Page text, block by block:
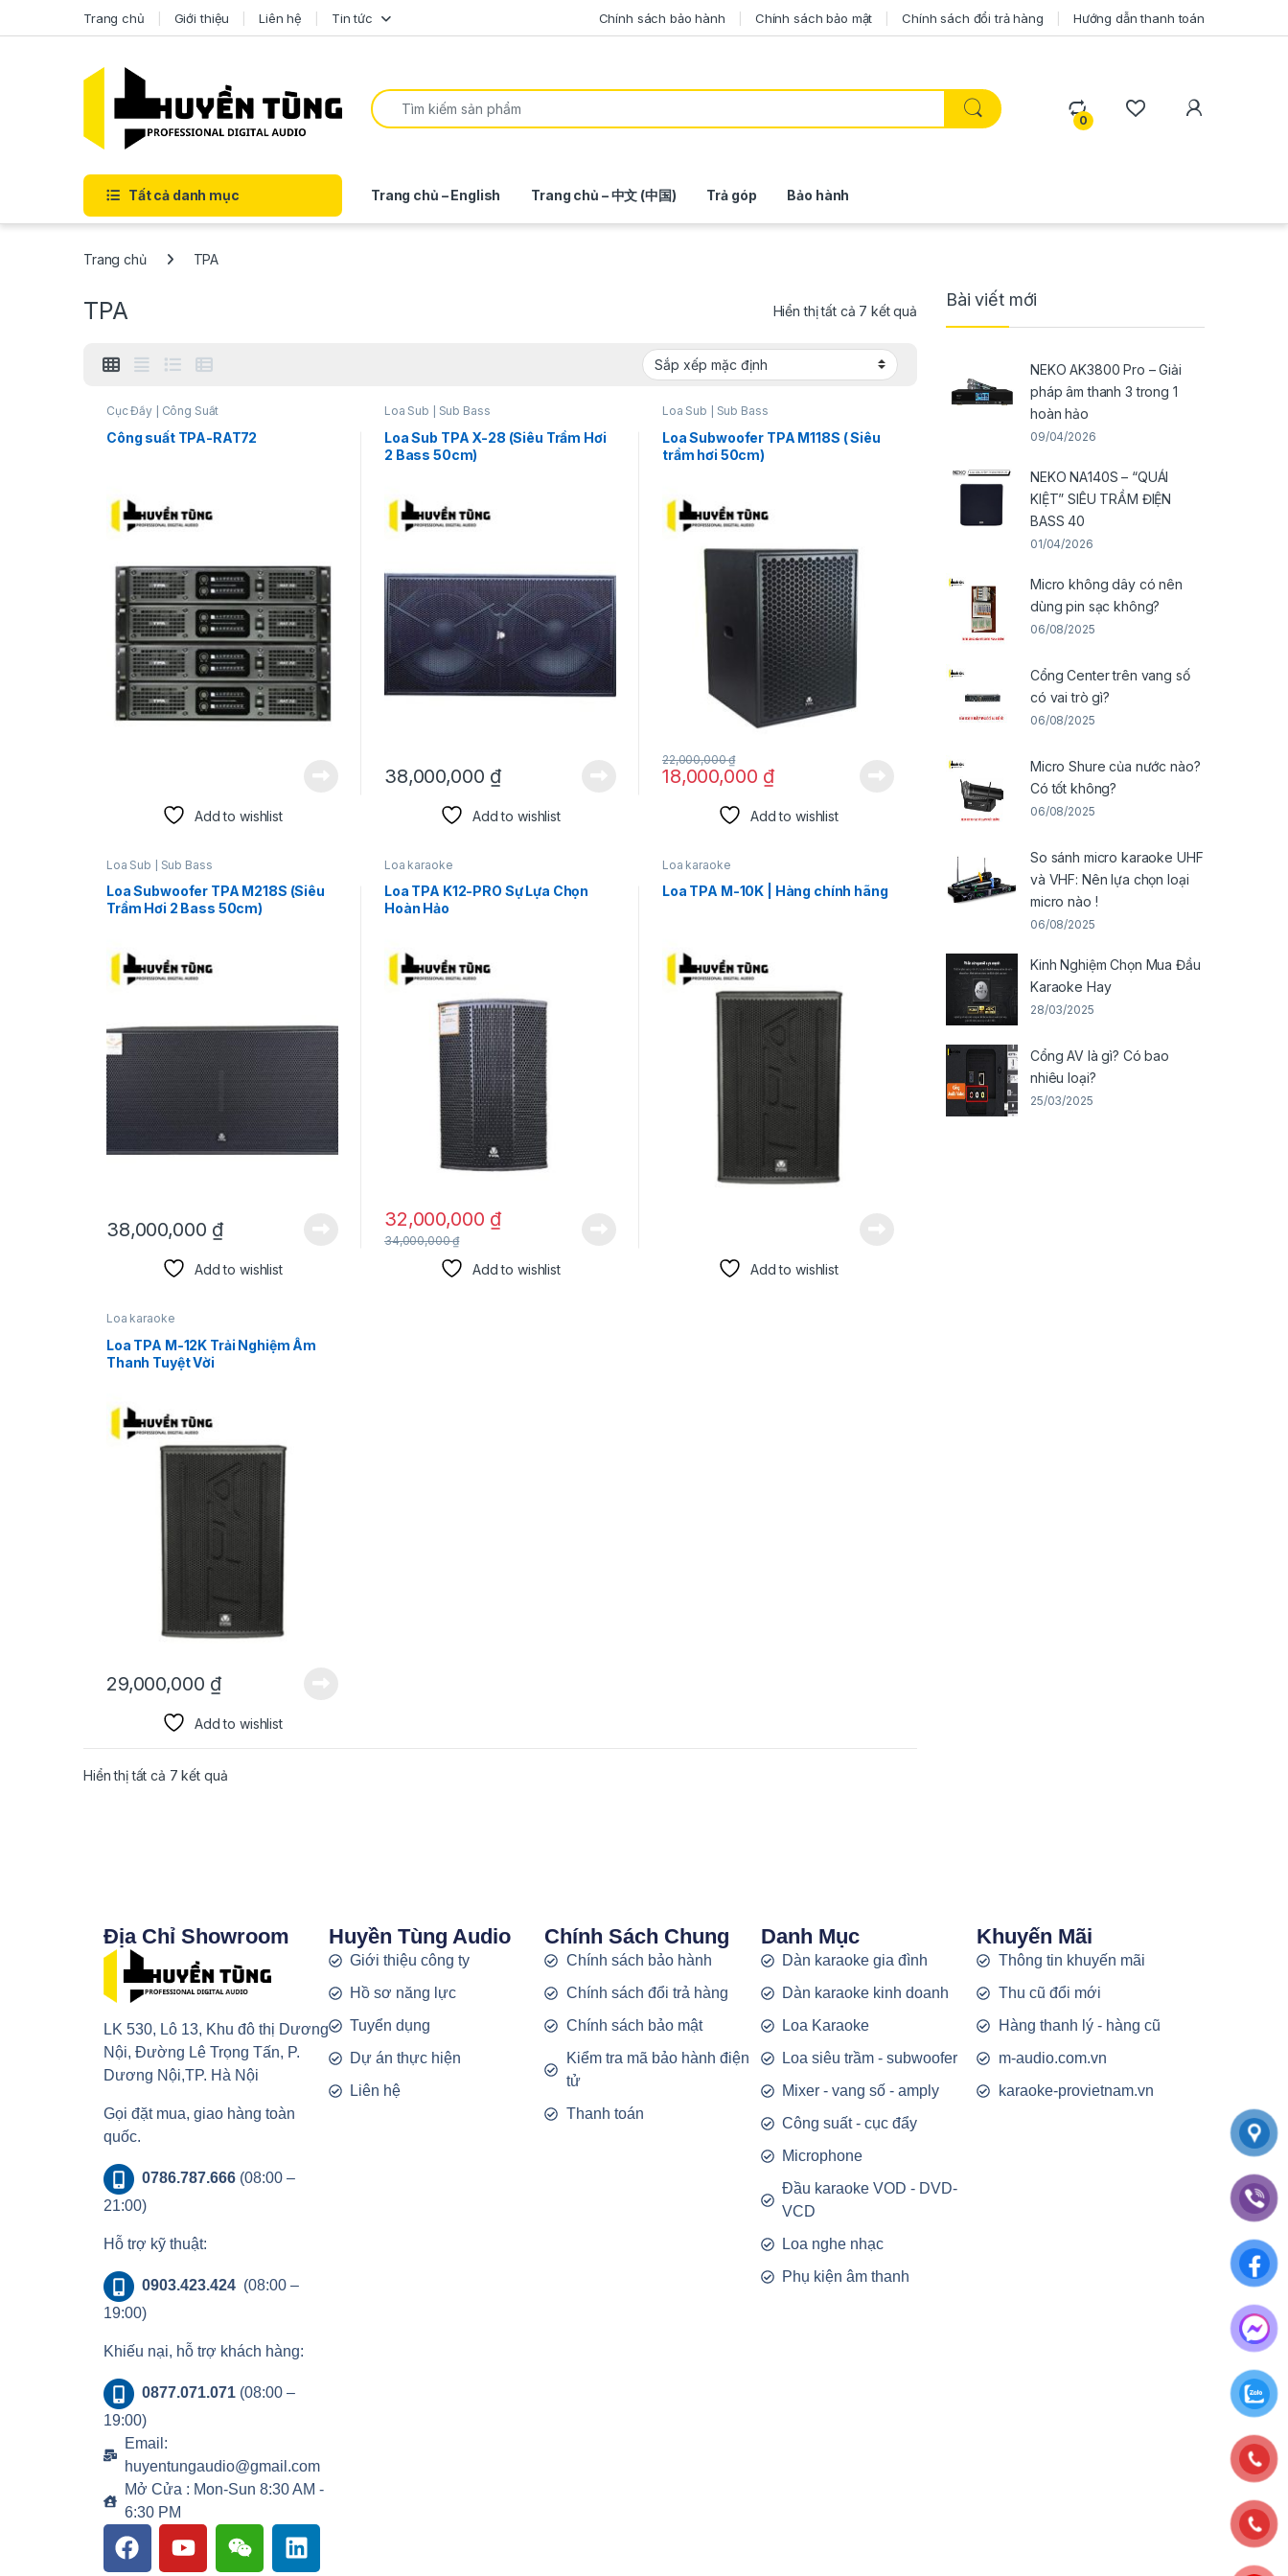
Trang chủ Giới thiệu Liên hệ Tin tức Chính sách bảo hành Chính sách bảo mật Chính sách đổi trả hàng Hướng dẫn thanh toán
0
Tất cả danh mục Trang chủ – English Trang chủ – 中文 (中国) Trả góp Bảo hành
Trang chủ TPA
TPA Hiển thị tất cả 7 kết quả
Cục Đẩy | Công Suất
Công suất TPA-RAT72
Add to wishlist
Loa Sub | Sub Bass
Loa Sub TPA X-28 (Siêu Trầm Hơi
2 Bass 50cm)
38,000,000 ₫
Add to wishlist
Loa Sub | Sub Bass
Loa Subwoofer TPA M118S ( Siêu
trầm hơi 50cm)
18,000,000 ₫
22,000,000₫
Add to wishlist
Loa Sub | Sub Bass
Loa Subwoofer TPA M218S (Siêu
Trầm Hơi 2 Bass 50cm)
38,000,000 ₫
Add to wishlist
Loa karaoke
Loa TPA K12-PRO Sự Lựa Chọn
Hoàn Hảo
32,000,000 ₫
34,000,000₫
Add to wishlist
Loa karaoke
Loa TPA M-10K | Hàng chính hãng
Add to wishlist
Loa karaoke
Loa TPA M-12K Trải Nghiệm Âm
Thanh Tuyệt Vời
29,000,000 ₫
Add to wishlist
Hiển thị tất cả 7 kết quả
Bài viết mới
NEKO AK3800 Pro – Giải
pháp âm thanh 3 trong 1
hoàn hảo
09/04/2026
NEKO NA140S – “QUÁI
KIỆT” SIÊU TRẦM ĐIỆN
BASS 40
01/04/2026
Micro không dây có nên
dùng pin sạc không?
06/08/2025
Cổng Center trên vang số
có vai trò gì?
06/08/2025
Micro Shure của nước nào?
Có tốt không?
06/08/2025
So sánh micro karaoke UHF
và VHF: Nên lựa chọn loại
micro nào !
06/08/2025
Kinh Nghiệm Chọn Mua Đầu
Karaoke Hay
28/03/2025
Cổng AV là gì? Có bao
nhiêu loại?
25/03/2025
Địa Chỉ Showroom
LK 530, Lô 13, Khu đô thị Dương
Nội, Đường Lê Trọng Tấn, P.
Dương Nội,TP. Hà Nội
Gọi đặt mua, giao hàng toàn
quốc.
0786.787.666(08:00 –
21:00)
Hỗ trợ kỹ thuật:
0903.423.424 (08:00 –
19:00)
Khiếu nại, hỗ trợ khách hàng:
0877.071.071(08:00 –
19:00)
Email:
huyentungaudio@gmail.com
Mở Cửa : Mon-Sun 8:30 AM -
6:30 PM
Huyền Tùng Audio
Giới thiệu công ty
Hồ sơ năng lực
Tuyển dụng
Dự án thực hiện
Liên hệ
Chính Sách Chung
Chính sách bảo hành
Chính sách đổi trả hàng
Chính sách bảo mật
Kiểm tra mã bảo hành điện
tử
Thanh toán
Danh Mục
Dàn karaoke gia đình
Dàn karaoke kinh doanh
Loa Karaoke
Loa siêu trầm - subwoofer
Mixer - vang số - amply
Công suất - cục đẩy
Microphone
Đầu karaoke VOD - DVD-
VCD
Loa nghe nhạc
Phụ kiện âm thanh
Khuyến Mãi
Thông tin khuyến mãi
Thu cũ đổi mới
Hàng thanh lý - hàng cũ
m-audio.com.vn
karaoke-provietnam.vn